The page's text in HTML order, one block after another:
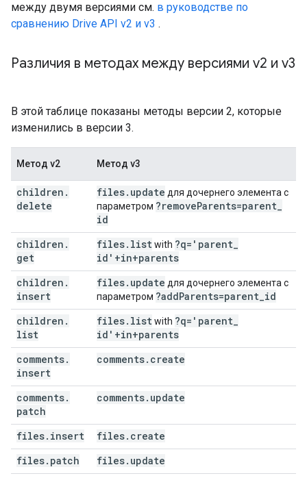
между двумя версиями см. в руководстве по
сравнению Drive API v2 и v3 .
Различия в методах между версиями v2 и v3
В этой таблице показаны методы версии 2, которые
изменились в версии 3.
Метод v2 Метод v3
children .
delete
files. update для дочернего элемента с
параметром ?removeParents=parent
id
children .
get
files. listwith ?q='parent
id'+in+parents
children .
insert
files. update для дочернего элемента с
параметром ?addParents=parent id
children .
list
files. listwith ?q='parent
id'+in+parents
comments.
insert
comments. create
comments.
patch
comments. update
files. insert files. create
files. patch files. update